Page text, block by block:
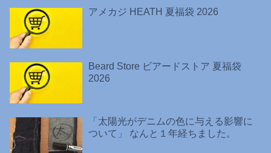
アメカジ HEATH 夏福袋 2026
Beard Store ビアードストア 夏福袋
2026
「太陽光がデニムの色に与える影響に
ついて」 なんと１年経ちました。